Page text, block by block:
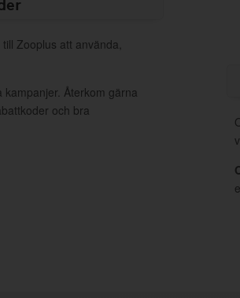
Zooplus att använda,
Återkom gärna
och bra